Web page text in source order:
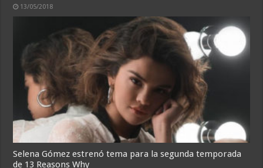
13/05/2018
Selena Gómez estrenó tema para la segunda temporada
de 13 Reasons Why